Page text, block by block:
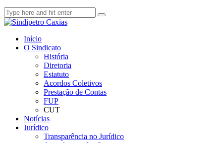
Início
O Sindicato
História
Diretoria
Estatuto
Acordos Coletivos
Prestação de Contas
FUP
CUT
Notícias
Jurídico
Transparência no Jurídico